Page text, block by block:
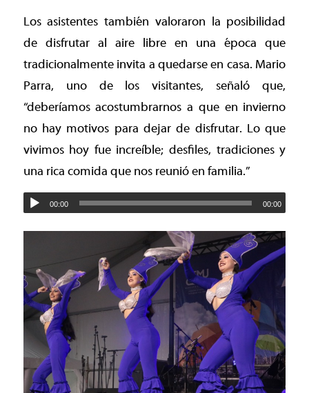
Los asistentes también valoraron la posibilidad
de disfrutar al aire libre en una época que
tradicionalmente invita a quedarse en casa. Mario
Parra, uno de los visitantes, señaló que,
“deberíamos acostumbrarnos a que en invierno
no hay motivos para dejar de disfrutar. Lo que
vivimos hoy fue increíble; desfiles, tradiciones y
una rica comida que nos reunió en familia.”
00:00 00:00